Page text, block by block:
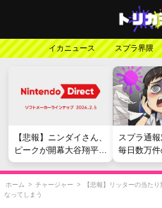
イカニュース スプラ界隈
【悲報】ニンダイさん、
ピークが開幕大谷翔平の
がっかりダイレクトだっ
たと言われてしまう
スプラ通
毎日数万
い』愚痴
行
ホーム > チャージャー >
【悲報】リッターの当た
なってしまう